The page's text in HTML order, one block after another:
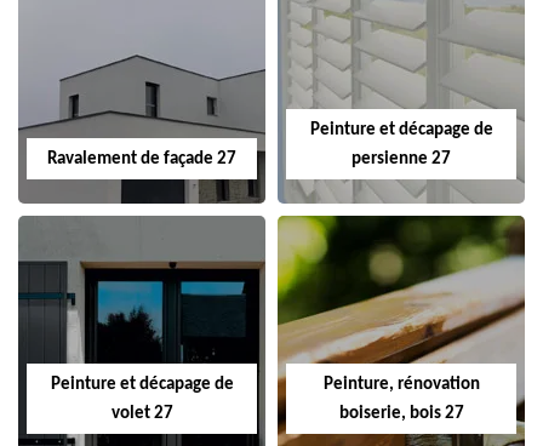
Ravalement de façade 27
Peinture et décapage de
persienne 27
Peinture et décapage de
volet 27
Peinture, rénovation
boiserie, bois 27